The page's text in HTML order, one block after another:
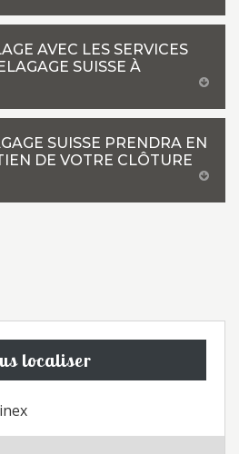
AVEC LES SERVICES
SUISSE À
SUISSE PRENDRA EN
DE VOTRE CLÔTURE
localiser